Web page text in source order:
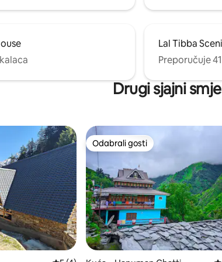
Lal Tibba
Preporučuje
Drugi sjajni
Odabrali gosti
Odabrali gosti